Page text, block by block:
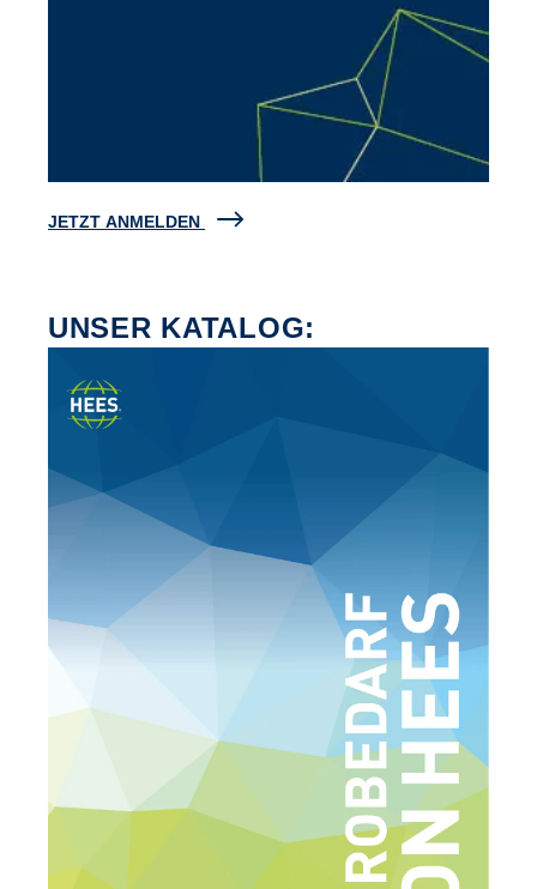
JETZT ANMELDEN
UNSER KATALOG: